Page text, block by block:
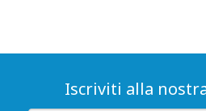
Iscriviti alla